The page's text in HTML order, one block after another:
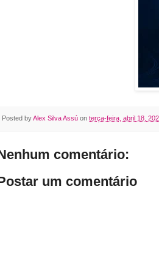
Posted byAlex Silva Assú on terça-feira, abril 18,
comentário:
um comentário